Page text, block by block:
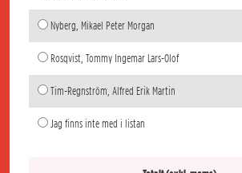
Nyberg, Mikael Peter Morgan
Rosqvist, Tommy Ingemar Lars-Olof
Tim-Regnström, Alfred Erik Martin
Jag finns inte med i listan